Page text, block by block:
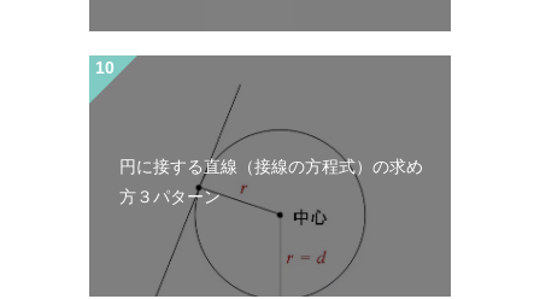
円に接する直線（接線の方程式）の求め
方３パターン